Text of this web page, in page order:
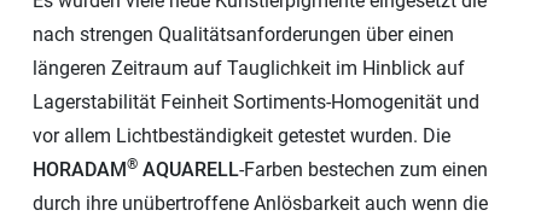
nach strengen Qualitätsanforderungen über einen
längeren Zeitraum auf Tauglichkeit im Hinblick auf
Lagerstabilität Feinheit Sortiments-Homogenität und
vor allem Lichtbeständigkeit getestet wurden. Die
HORADAM® AQUARELL-Farben bestechen zum einen
durch ihre unübertroffene Anlösbarkeit auch wenn die